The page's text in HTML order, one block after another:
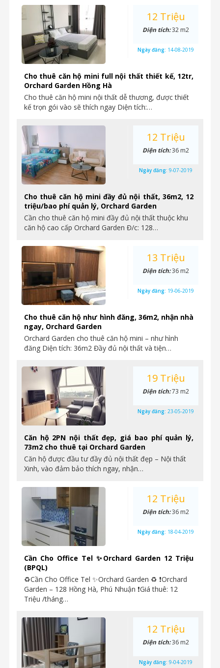
Cho thuê căn hộ mini full nội thất thiết kế, 12tr,
Orchard Garden Hồng Hà
Cho thuê căn hộ mini nội thất dễ thương, được thiết
kế trọn gói vào sẽ thích ngay Diện tích:…
12 Triệu
Diện tích:32 m2
Ngày đăng: 14-08-2019
Cho thuê căn hộ mini đầy đủ nội thất, 36m2, 12
triệu/bao phí quản lý, Orchard Garden
Cần cho thuê căn hộ mini đầy đủ nội thất thuộc khu
căn hộ cao cấp Orchard Garden Đ/c: 128…
12 Triệu
Diện tích:36 m2
Ngày đăng: 9-07-2019
Cho thuê căn hộ như hình đăng, 36m2, nhận nhà
ngay, Orchard Garden
Orchard Garden cho thuê căn hộ mini – như hình
đăng Diện tích: 36m2 Đầy đủ nội thất và tiện…
13 Triệu
Diện tích:36 m2
Ngày đăng: 19-06-2019
Căn hộ 2PN nội thất đẹp, giá bao phí quản lý,
73m2 cho thuê tại Orchard Garden
Căn hộ được đầu tư đầy đủ nội thất đẹp – Nội thất
Xinh, vào đảm bảo thích ngay, nhận…
19 Triệu
Diện tích:73 m2
Ngày đăng: 23-05-2019
Cần Cho Office Tel ✨Orchard Garden 12 Triệu
(BPQL)
♻Cần Cho Office Tel ✨Orchard Garden ♻ ❗Orchard
Garden – 128 Hồng Hà, Phú Nhuận ❗Giá thuê: 12
Triệu /tháng…
12 Triệu
Diện tích:36 m2
Ngày đăng: 18-04-2019
12 Triệu
Diện tích:36 m2
Ngày đăng: 9-04-2019